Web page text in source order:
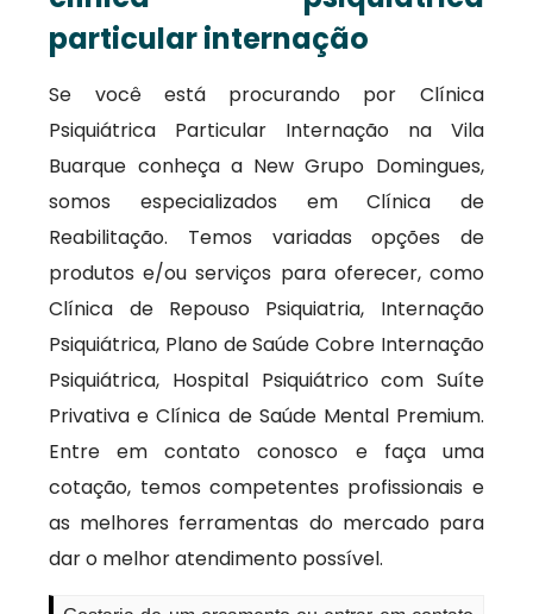
particular internação
Se você está procurando por Clínica
Psiquiátrica Particular Internação na Vila
Buarque conheça a New Grupo Domingues,
somos especializados em Clínica de
Reabilitação. Temos variadas opções de
produtos e/ou serviços para oferecer, como
Clínica de Repouso Psiquiatria, Internação
Psiquiátrica, Plano de Saúde Cobre Internação
Psiquiátrica, Hospital Psiquiátrico com Suíte
Privativa e Clínica de Saúde Mental Premium.
Entre em contato conosco e faça uma
cotação, temos competentes profissionais e
as melhores ferramentas do mercado para
dar o melhor atendimento possível.